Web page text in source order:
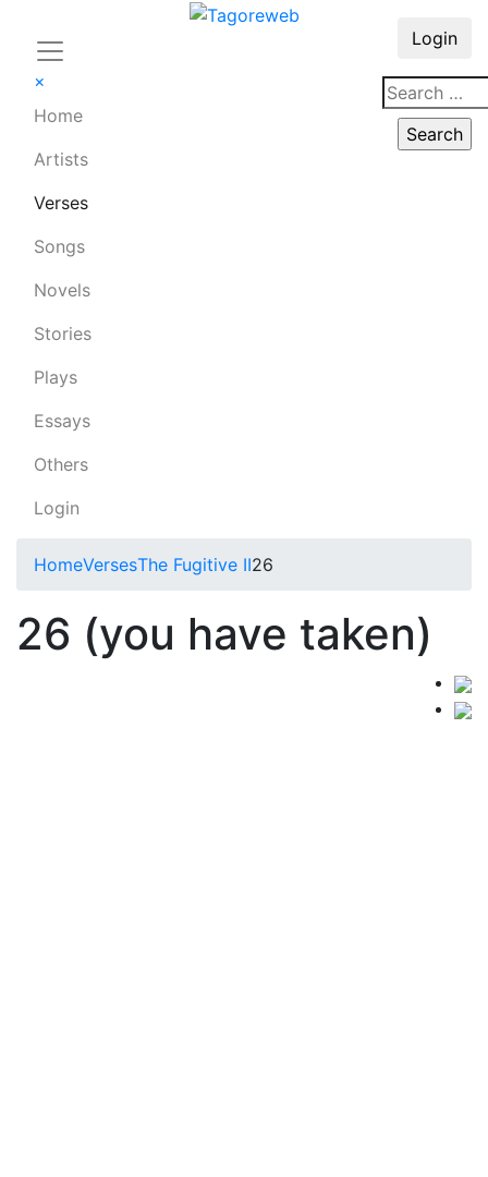
×
Home
Artists
Verses
Songs
Novels
Stories
Plays
Essays
Others
Login
Login
HomeVersesThe Fugitive II26
26 (you have taken)